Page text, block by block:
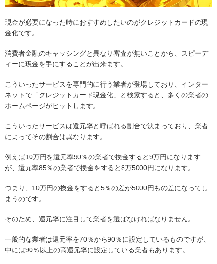
現金が必要になった時におすすめしたいのがクレジットカードの現
金化です。
消費者金融のキャッシングと異なり審査が無いことから、スピーデ
ィーに現金を手にすることが出来ます。
こういったサービスを専門的に行う業者が登場しており、インター
ネットで「クレジットカード現金化」と検索すると、多くの業者の
ホームページがヒットします。
こういったサービスは還元率と呼ばれる割合で決まっており、業者
によってその割合は異なります。
例えば10万円を還元率90％の業者で換金すると9万円になります
が、還元率85％の業者で換金をすると8万5000円になります。
つまり、10万円の換金をすると5％の差が5000円もの差になってし
まうのです。
そのため、還元率に注目して業者を選ばなければなりません。
一般的な業者は還元率を70％から90％に設定しているものですが、
中には90％以上の高還元率に設定している業者もあります。